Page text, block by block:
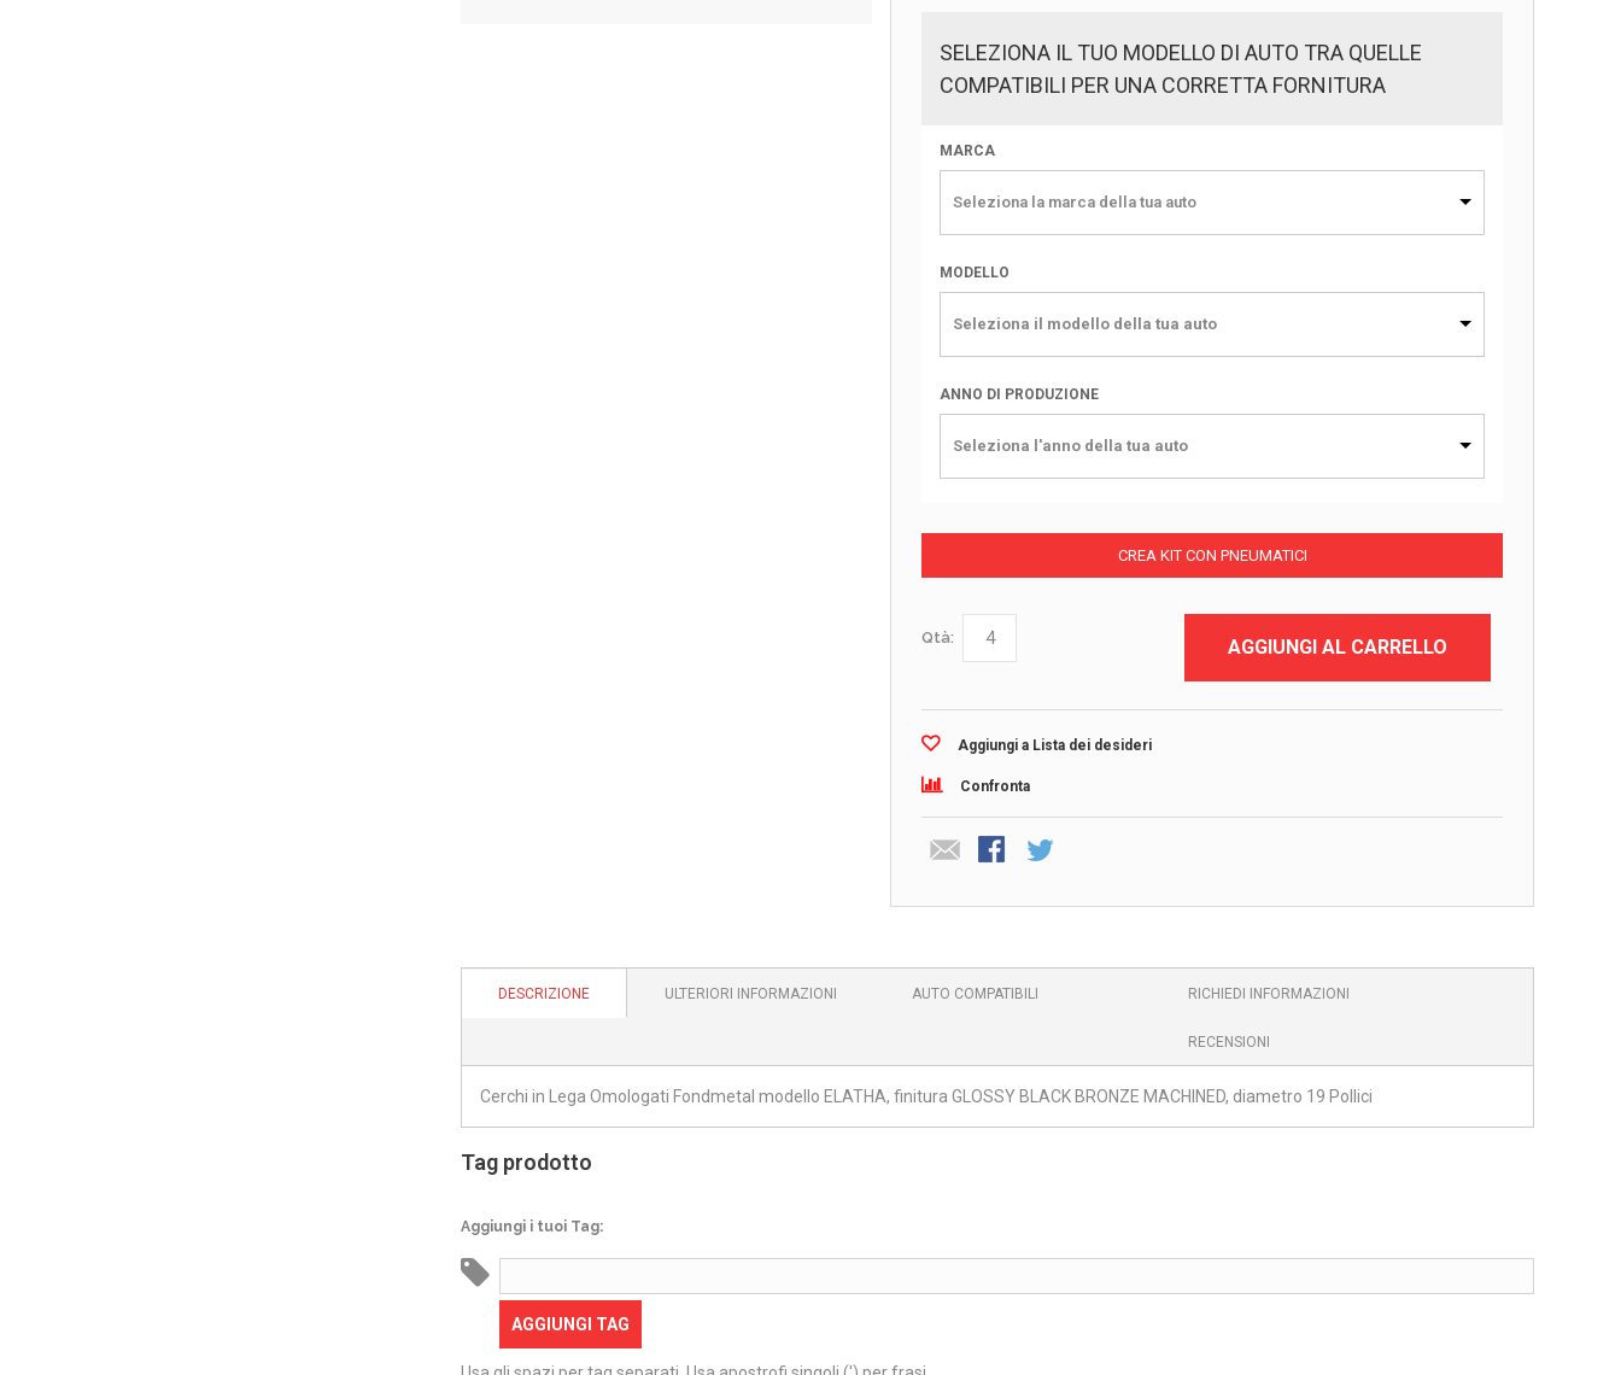
SELEZIONA IL TUO MODELLO DI AUTO TRA QUELLE
COMPATIBILI PER UNA CORRETTA FORNITURA
MARCA
Seleziona la marca della tua auto
MODELLO
Seleziona il modello della tua auto
ANNO DI PRODUZIONE
Seleziona l'anno della tua auto
CREA KIT CON PNEUMATICI
Qtà: AGGIUNGI AL CARRELLO
Aggiungi a Lista dei desideri
Confronta
DESCRIZIONE ULTERIORI INFORMAZIONI AUTO COMPATIBILI RICHIEDI INFORMAZIONI
RECENSIONI
Cerchi in Lega Omologati Fondmetal modello ELATHA, finitura GLOSSY BLACK BRONZE MACHINED, diametro 19 Pollici
Tag prodotto
Aggiungi i tuoi Tag:
AGGIUNGI TAG